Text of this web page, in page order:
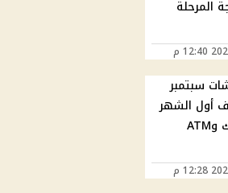
المرحلة
سبتمبر
أول الشهر
عبر البريد والبنوك وATM